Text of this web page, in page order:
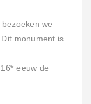
we
monument is
e eeuw de